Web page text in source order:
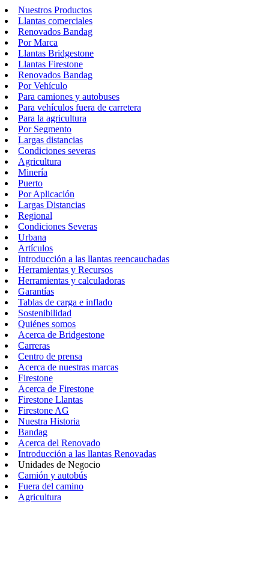
Nuestros Productos
Llantas comerciales
Renovados Bandag
Por Marca
Llantas Bridgestone
Llantas Firestone
Renovados Bandag
Por Vehículo
Para camiones y autobuses
Para vehículos fuera de carretera
Para la agricultura
Por Segmento
Largas distancias
Condiciones severas
Agricultura
Minería
Puerto
Por Aplicación
Largas Distancias
Regional
Condiciones Severas
Urbana
Artículos
Introducción a las llantas reencauchadas
Herramientas y Recursos
Herramientas y calculadoras
Garantías
Tablas de carga e inflado
Sostenibilidad
Quiénes somos
Acerca de Bridgestone
Carreras
Centro de prensa
Acerca de nuestras marcas
Firestone
Acerca de Firestone
Firestone Llantas
Firestone AG
Nuestra Historia
Bandag
Acerca del Renovado
Introducción a las llantas Renovadas
Unidades de Negocio
Camión y autobús
Fuera del camino
Agricultura